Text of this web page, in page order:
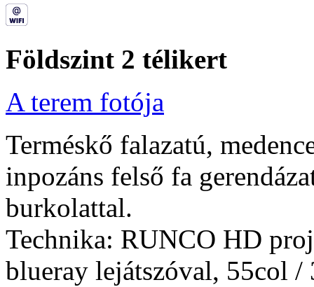
Földszint 2 télikert
A terem fotója
Terméskő falazatú,
inpozáns felső fa
burkolattal.
Technika: RUNCO HD
blueray lejátszóval, 55col